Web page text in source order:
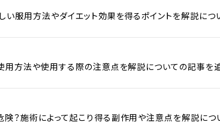
服用方法やダイエット効果を得るポイントを解説につ
用方法や使用する際の注意点を解説についての記事を
？施術によって起こり得る副作用や注意点を解説につ